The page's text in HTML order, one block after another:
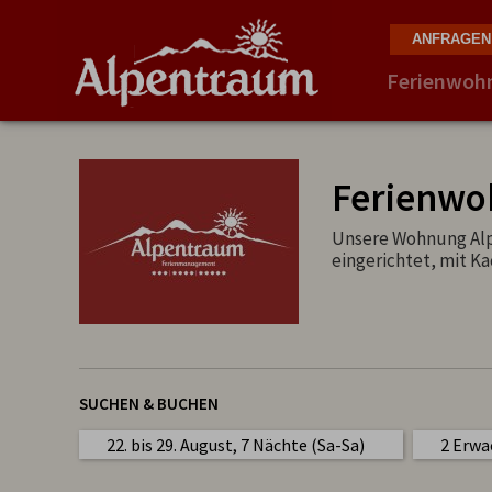
Unsere Wohnung
eingerichtet, mit
SUCHEN & BUCHEN
22. bis 29. August, 7 Nächte (Sa-Sa) 2